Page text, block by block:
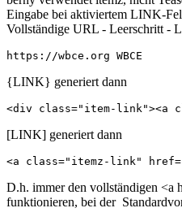
Eingabe bei aktiviertem LINK-
Vollständige URL - Leerschritt -
https://wbce.org WBCE
{LINK} generiert dann
<div class="item-link"><a
[LINK] generiert dann
<a class="itemz-link"
D.h. immer den vollständigen <a
funktionieren, bei der